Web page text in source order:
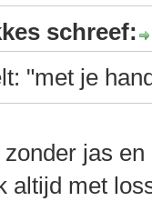
schreef:
"met je
jas
altijd met